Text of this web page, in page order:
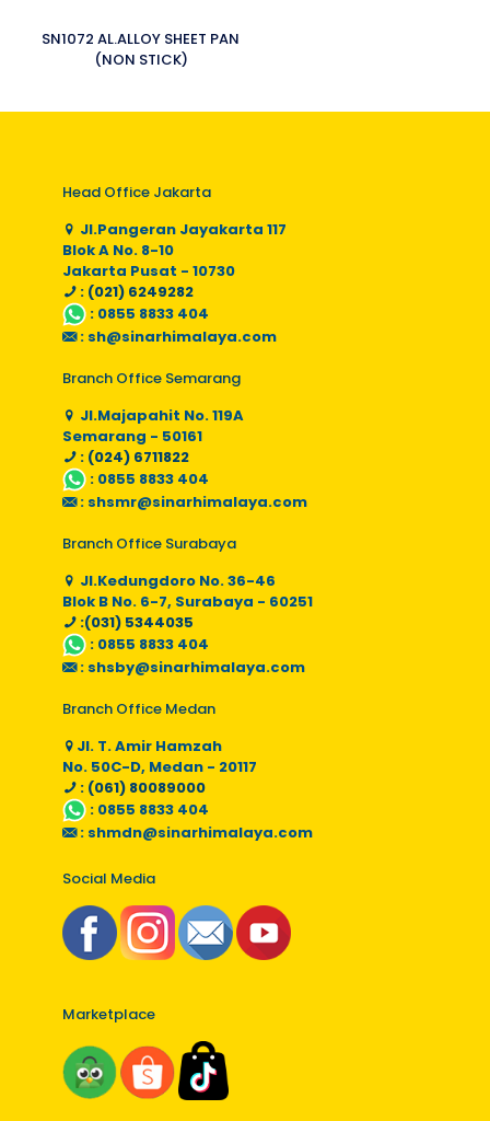
SN1072 AL.ALLOY SHEET PAN
(NON STICK)
Head Office Jakarta
Jl.Pangeran Jayakarta 117
Blok A No. 8-10
Jakarta Pusat - 10730
: (021) 6249282
: 0855 8833 404
: sh@sinarhimalaya.com
Branch Office Semarang
Jl.Majapahit No. 119A
Semarang - 50161
: (024) 6711822
: 0855 8833 404
: shsmr@sinarhimalaya.com
Branch Office Surabaya
Jl.Kedungdoro No. 36-46
Blok B No. 6-7, Surabaya - 60251
:(031) 5344035
: 0855 8833 404
: shsby@sinarhimalaya.com
Branch Office Medan
Jl. T. Amir Hamzah
No. 50C-D, Medan - 20117
: (061) 80089000
: 0855 8833 404
: shmdn@sinarhimalaya.com
Social Media
Marketplace